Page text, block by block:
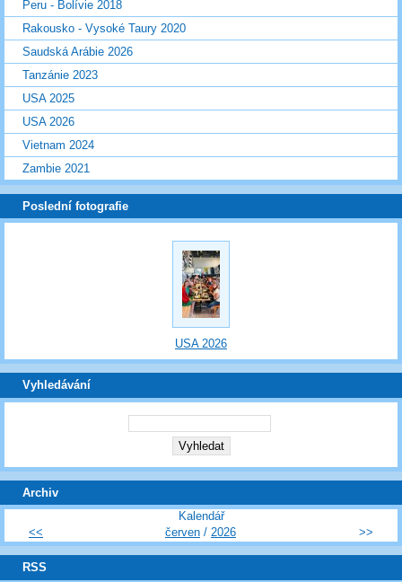
Peru - Bolívie 2018
Rakousko - Vysoké Taury 2020
Saudská Arábie 2026
Tanzánie 2023
USA 2025
USA 2026
Vietnam 2024
Zambie 2021
Poslední fotografie
USA 2026
Vyhledávání
Archiv
Kalendář
<<
červen / 2026 >>
RSS